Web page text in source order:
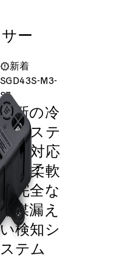
ー
新着
SGD43S-M3-
S7
最新の冷
凍システ
ムに対応
する柔軟
で完全な
冷媒漏え
い検知シ
ステム